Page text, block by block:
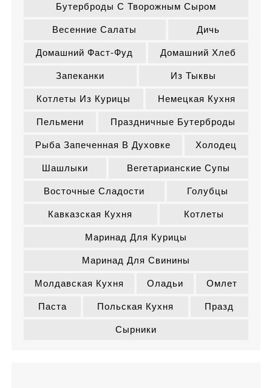
Бутерброды С Творожным Сыром
Весенние Салаты Дичь
Домашний Фаст-Фуд Домашний Хлеб
Запеканки Из Тыквы
Котлеты Из Курицы Немецкая Кухня
Пельмени Праздничные Бутерброды
Рыба Запеченная В Духовке Холодец
Шашлыки Вегетарианские Супы
Восточные Сладости Голубцы
Кавказская Кухня Котлеты
Маринад Для Курицы
Маринад Для Свинины
Молдавская Кухня Оладьи Омлет
Паста Польская Кухня Празд
Сырники